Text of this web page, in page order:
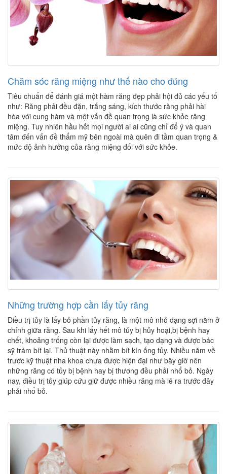
Chăm sóc răng miệng như thế nào cho đúng
Tiêu chuẩn để đánh giá một hàm răng đẹp phải hội đủ các yếu tố
như: Răng phải đều đặn, trắng sáng, kích thước răng phải hài
hòa với cung hàm và một vấn đề quan trọng là sức khỏe răng
miệng. Tuy nhiên hầu hết mọi người ai ai cũng chỉ để ý và quan
tâm đến vấn đề thẩm mỹ bên ngoài mà quên đi tầm quan trọng &
mức độ ảnh hưởng của răng miệng đối với sức khỏe.
Những trường hợp cần lấy tủy răng
Điều trị tủy là lấy bỏ phần tủy răng, là một mô nhỏ dạng sợi nằm ở
chính giữa răng. Sau khi lấy hết mô tủy bị hủy hoại,bị bệnh hay
chết, khoảng trống còn lại được làm sạch, tạo dạng và được bác
sỹ trám bít lại. Thủ thuật này nhằm bít kín ống tủy. Nhiều năm về
trước kỹ thuật nha khoa chưa được hiện đại như bây giờ nên
những răng có tủy bị bệnh hay bị thương đều phải nhổ bỏ. Ngày
nay, điều trị tủy giúp cứu giữ được nhiều răng mà lẽ ra trước đây
phải nhổ bỏ.